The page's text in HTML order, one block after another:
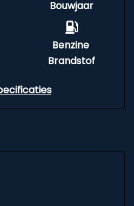
Bouwjaar
Benzine
Brandstof